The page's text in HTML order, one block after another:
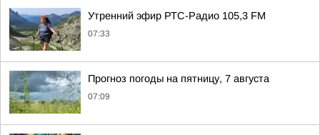
Утренний эфир РТС-Радио 105,3 FM
07:33
Прогноз погоды на пятницу, 7 августа
07:09